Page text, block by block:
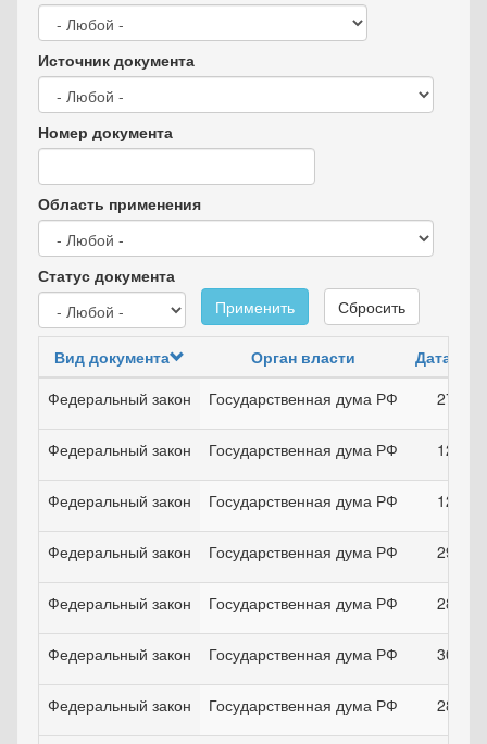
Источник документа
Номер документа
Область применения
Статус документа
Применить
Сбросить
Вид документа Орган власти
Дата
Федеральный закон
Государственная дума РФ
Федеральный закон Государственная дума РФ
Федеральный закон Государственная дума РФ
Федеральный закон Государственная дума РФ
Федеральный закон Государственная дума РФ
Федеральный закон Государственная дума РФ
Федеральный закон Государственная дума РФ